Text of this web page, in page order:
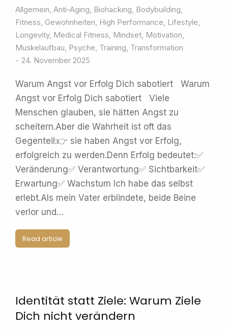
Allgemein, Anti-Aging, Biohacking, Bodybuilding,
Fitness, Gewohnheiten, High Performance, Lifestyle,
Longevity, Medical Fitness, Mindset, Motivation,
Muskelaufbau, Psyche, Training, Transformation
24. November 2025
Warum Angst vor Erfolg Dich sabotiert Warum
Angst vor Erfolg Dich sabotiert Viele
Menschen glauben, sie hätten Angst zu
scheitern.Aber die Wahrheit ist oft das
Gegenteil:👉 sie haben Angst vor Erfolg,
erfolgreich zu werden.Denn Erfolg bedeutet:✅
Veränderung✅ Verantwortung✅ Sichtbarkeit✅
Erwartung✅ Wachstum Ich habe das selbst
erlebt.Als mein Vater erblindete, beide Beine
verlor und…
Read article
Identität statt Ziele: Warum Ziele
Dich nicht verändern